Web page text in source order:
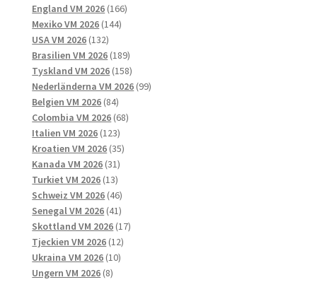
England VM 2026 166166
Mexiko VM 2026 144144
USA VM 2026 132132
produkter
Brasilien VM 2026 189189
produkter
Tyskland VM 2026 158158
produkter
Nederländerna VM 2026 9999
Belgien VM 2026 8484
produkter
Colombia VM 2026 6868
Italien VM 2026 123123
produkter
Kroatien VM 2026 3535
Kanada VM 2026 3131
produkter
Turkiet VM 2026 1313
produkter
Schweiz VM 2026 4646
produkter
Senegal VM 2026 4141
produkter
Skottland VM 2026 1717
Tjeckien VM 2026 1212
Ukraina VM 2026 1010
Ungern VM 2026 88